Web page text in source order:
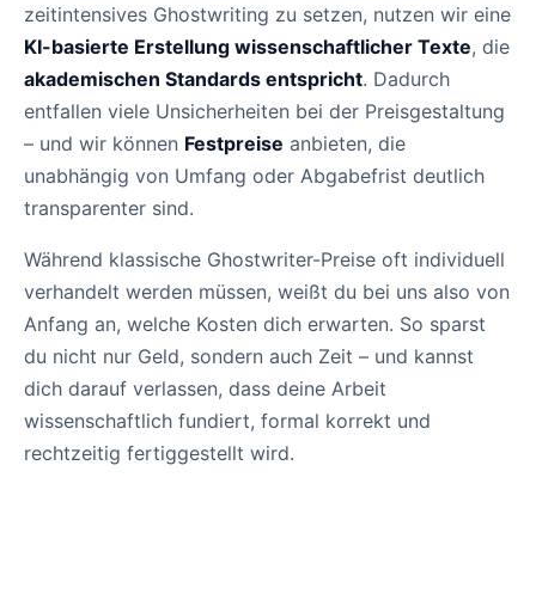
zeitintensives Ghostwriting zu setzen, nutzen wir eine
KI-basierte Erstellung wissenschaftlicher Texte, die
akademischen Standards entspricht. Dadurch
entfallen viele Unsicherheiten bei der Preisgestaltung
– und wir können Festpreise anbieten, die
unabhängig von Umfang oder Abgabefrist deutlich
transparenter sind.
Während klassische Ghostwriter-Preise oft individuell
verhandelt werden müssen, weißt du bei uns also von
Anfang an, welche Kosten dich erwarten. So sparst
du nicht nur Geld, sondern auch Zeit – und kannst
dich darauf verlassen, dass deine Arbeit
wissenschaftlich fundiert, formal korrekt und
rechtzeitig fertiggestellt wird.